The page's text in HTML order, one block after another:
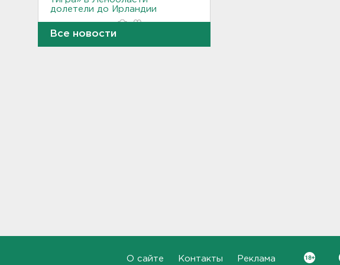
долетели до Ирландии
родителей с детьми - как
Все новости
О сайте Контакты Реклама